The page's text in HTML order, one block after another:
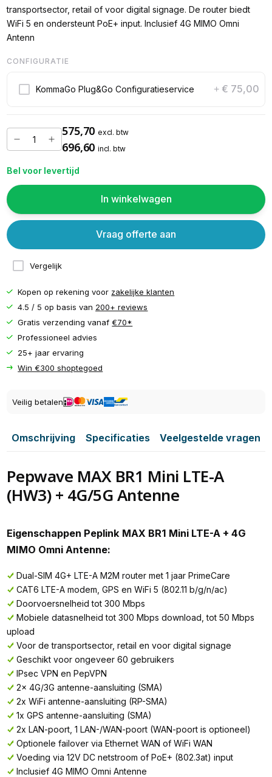
transportsector, retail of voor digital signage. De router biedt
WiFi 5 en ondersteunt PoE+ input. Inclusief 4G MIMO Omni
Antenn
CONFIGURATIE
KommaGo Plug&Go Configuratieservice + € 75,00
575,70 excl. btw
696,60 incl. btw
Bel voor levertijd
In winkelwagen
Vergelijk
Vraag offerte aan
Kopen op rekening voor zakelijke klanten
4.5 / 5 op basis van 200+ reviews
Gratis verzending vanaf€70*
Professioneel advies
25+ jaar ervaring
Win €300 shoptegoed
Veilig betalen
Omschrijving Specificaties Veelgestelde vragen
Pepwave MAX BR1 Mini LTE-A
(HW3) + 4G/5G Antenne
Eigenschappen Peplink MAX BR1 Mini LTE-A + 4G
MIMO Omni Antenne:
Dual-SIM 4G+ LTE-A M2M router met 1 jaar PrimeCare
CAT6 LTE-A modem, GPS en WiFi 5 (802.11 b/g/n/ac)
Doorvoersnelheid tot 300 Mbps
Mobiele datasnelheid tot 300 Mbps download, tot 50 Mbps
upload
Voor de transportsector, retail en voor digital signage
Geschikt voor ongeveer 60 gebruikers
IPsec VPN en PepVPN
2x 4G/3G antenne-aansluiting (SMA)
2x WiFi antenne-aansluiting (RP-SMA)
1x GPS antenne-aansluiting (SMA)
2x LAN-poort, 1 LAN-/WAN-poort (WAN-poort is optioneel)
Optionele failover via Ethernet WAN of WiFi WAN
Voeding via 12V DC netstroom of PoE+ (802.3at) input
Inclusief 4G MIMO Omni Antenne